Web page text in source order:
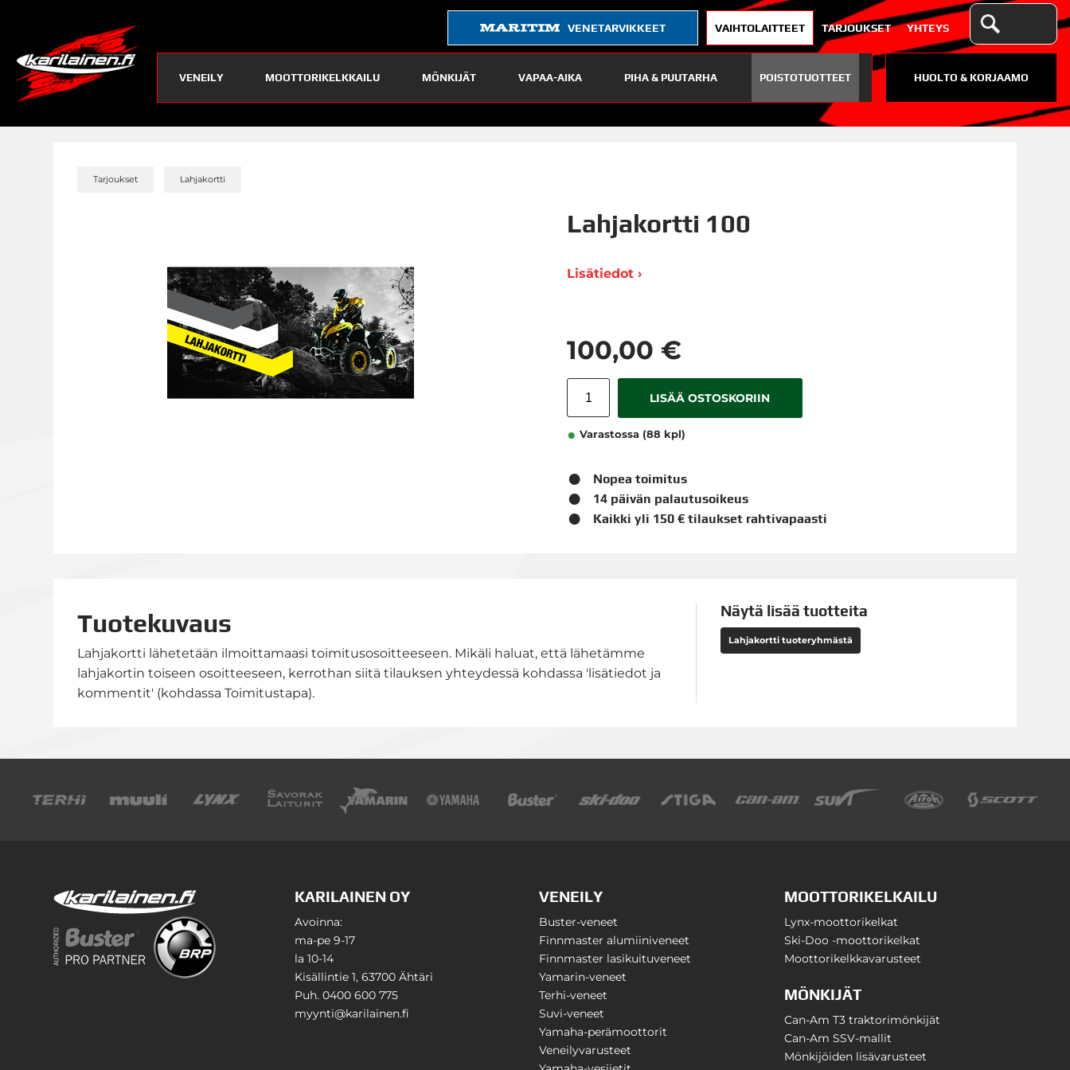
VENETARVIKKEET VAIHTOLAITTEET TARJOUKSET YHTEYS
VENEILY MOOTTORIKELKKAILU MÖNKIJÄT VAPAA-AIKA PIHA & PUUTARHA POISTOTUOTTEET HUOLTO & KORJAAMO
Tarjoukset Lahjakortti
Lahjakortti 100
Lisätiedot ›
100,00 €
LISÄÄ OSTOSKORIIN
Varastossa (88 kpl)
Nopea toimitus
14 päivän palautusoikeus
Kaikki yli 150 € tilaukset rahtivapaasti
Tuotekuvaus
Lahjakortti lähetetään ilmoittamaasi toimitusosoitteeseen. Mikäli haluat, että lähetämme
lahjakortin toiseen osoitteeseen, kerrothan siitä tilauksen yhteydessä kohdassa 'lisätiedot ja
kommentit' (kohdassa Toimitustapa).
Näytä lisää tuotteita
Lahjakortti tuoteryhmästä
KARILAINEN OY
Avoinna:
ma-pe 9-17
la 10-14
Kisällintie 1, 63700 Ähtäri
Puh. 0400 600 775
myynti@karilainen.fi
VENEILY
Buster-veneet
Finnmaster alumiiniveneet
Finnmaster lasikuituveneet
Yamarin-veneet
Terhi-veneet
Suvi-veneet
Yamaha-perämoottorit
Veneilyvarusteet
MOOTTORIKELKAILU
Lynx-moottorikelkat
Ski-Doo -moottorikelkat
Moottorikelkkavarusteet
MÖNKIJÄT
Can-Am T3 traktorimönkijät
Can-Am SSV-mallit
Mönkijöiden lisävarusteet